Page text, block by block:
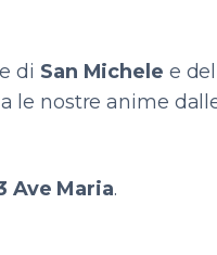
di San Michele e
le nostre anime
Ave Maria.